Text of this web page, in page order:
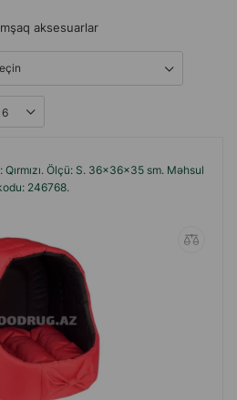
aksesuarlar
Ölçü: S. 36x36x35 sm. Məhsul
246768.